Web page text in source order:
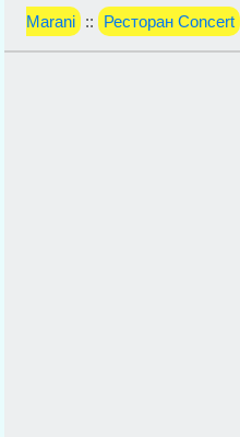
Marani :: Ресторан Concert